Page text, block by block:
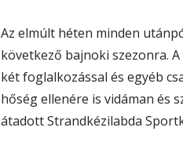
Az elmúlt héten minden
következő bajnoki szezonra.
két foglalkozással és egyéb
hőség ellenére is vidáman és
átadott Strandkézilabda